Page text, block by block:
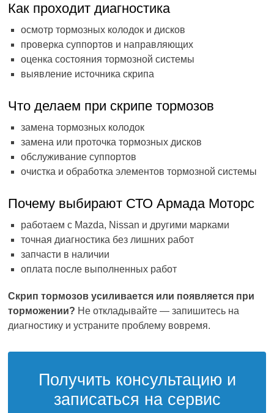
Как проходит диагностика
осмотр тормозных колодок и дисков
проверка суппортов и направляющих
оценка состояния тормозной системы
выявление источника скрипа
Что делаем при скрипе тормозов
замена тормозных колодок
замена или проточка тормозных дисков
обслуживание суппортов
очистка и обработка элементов тормозной системы
Почему выбирают СТО Армада Моторс
работаем с Mazda, Nissan и другими марками
точная диагностика без лишних работ
запчасти в наличии
оплата после выполненных работ
Скрип тормозов усиливается или появляется при
торможении? Не откладывайте — запишитесь на
диагностику и устраните проблему вовремя.
Получить консультацию и
записаться на сервис